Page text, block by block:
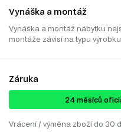
Vynáška a montáž
Vynáška a montáž nábytku
montáže závisí na typu výrobku.
Záruka
24 ​​​​měsíců
Vrácení / výměna zboží do 30